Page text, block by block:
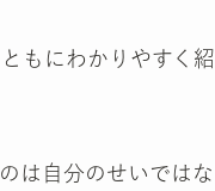
もにわかりやすく紹
は自分のせいではな